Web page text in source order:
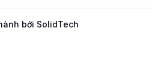
bởi SolidTech